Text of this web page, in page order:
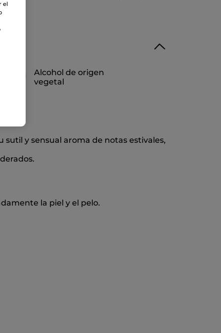
Alcohol de origen
vegetal
sutil y sensual aroma de notas estivales,
la piel y el pelo.
el